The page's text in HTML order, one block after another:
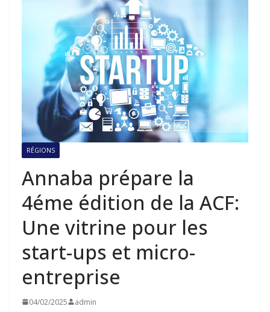
RÉGIONS
Annaba prépare la
4éme édition de la ACF:
Une vitrine pour les
start-ups et micro-
entreprise
04/02/2025 admin